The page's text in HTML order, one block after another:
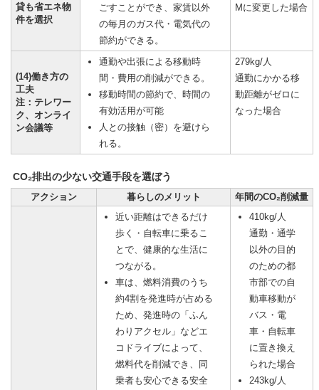
貸も省エネ物
件を選択
ごすことができ、家賃以外
の毎月のガス代・電気代の
節約ができる。
Mに変更した場合
(14)働き方の
工夫
注：テレワー
ク、オンライ
ン会議等
通勤や出張による移動時
間・費用の削減ができる。
移動時間の節約で、時間の
有効活用が可能
人との接触（密）を避けら
れる。
279kg/人
通勤にかかる移
動距離がゼロに
なった場合
CO₂排出の少ない交通手段を選ぼう
アクション
暮らしのメリット 年間のCO₂削減量
近い距離はできるだけ
歩く・自転車に乗るこ
とで、健康的な生活に
つながる。
車は、燃料消費のうち
約4割を発進時が占める
ため、発進時の「ふん
わりアクセル」などエ
コドライブによって、
燃料代を削減でき、同
乗者も安心できる安全
410kg/人
通勤・通学
以外の目的
のための都
市部での自
動車移動が
バス・電
車・自転車
に置き換え
られた場合
243kg/人